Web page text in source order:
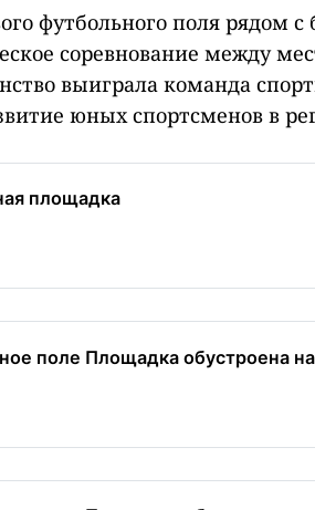
футбольного поля рядом с
соревнование между
выиграла команда
юных спортсменов в
площадка
поле Площадка обустроена